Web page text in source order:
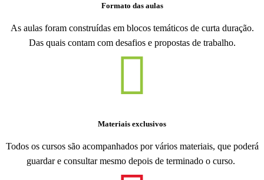
Formato das aulas
As aulas foram construídas em blocos temáticos de curta duração.
Das quais contam com desafios e propostas de trabalho.
Materiais exclusivos
Todos os cursos são acompanhados por vários materiais, que poderá
guardar e consultar mesmo depois de terminado o curso.